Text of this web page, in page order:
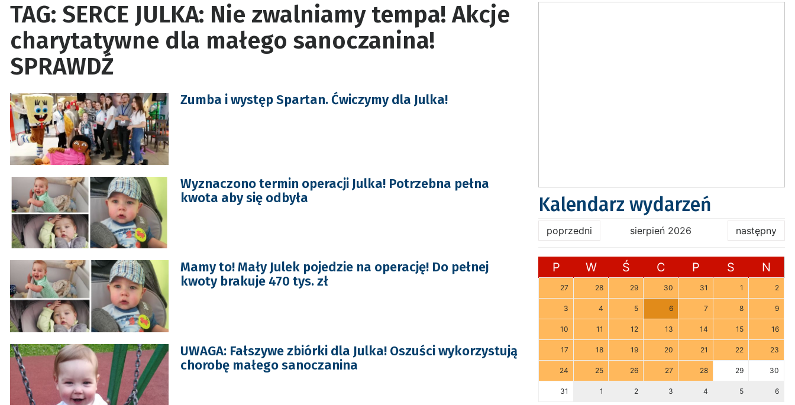
TAG: SERCE JULKA: Nie zwalniamy tempa! Akcje
charytatywne dla małego sanoczanina!
SPRAWDŹ
Zumba i występ Spartan. Ćwiczymy dla Julka!
Wyznaczono termin operacji Julka! Potrzebna pełna
kwota aby się odbyła
Mamy to! Mały Julek pojedzie na operację! Do pełnej
kwoty brakuje 470 tys. zł
UWAGA: Fałszywe zbiórki dla Julka! Oszuści wykorzystują
chorobę małego sanoczanina
Kalendarz wydarzeń
poprzedni sierpień 2026 następny
P W Ś C P S N
27 28 29 30 31 1 2
3 4 5 6 7 8 9
10 11 12 13 14 15 16
17 18 19 20 21 22 23
24 25 26 27 28 29 30
31 1 2 3 4 5 6